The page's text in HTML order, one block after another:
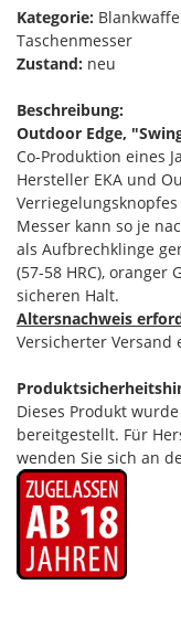
Kategorie:
Taschenmesser
Zustand: neu
Beschreibung:
Outdoor Edge,
Co-Produktion eines
Hersteller EKA und
Messer kann so je
als Aufbrechklinge
(57-58 HRC),
sicheren Halt.
Altersnachweis
Versicherter Versand
Dieses Produkt
bereitgestellt. Für
wenden Sie sich an